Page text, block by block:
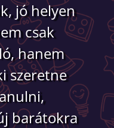
jó helyen
csak
hanem
szeretne
barátokra